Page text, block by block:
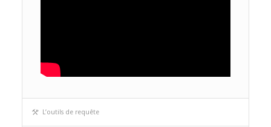
L’outils de requête